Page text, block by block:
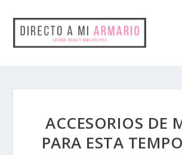
ACCESORIOS DE
PARA ESTA